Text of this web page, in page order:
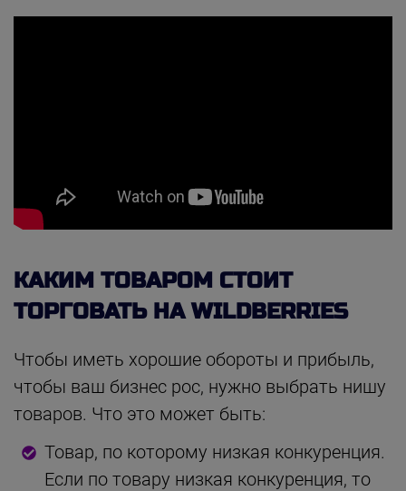
КАКИМ ТОВАРОМ СТОИТ
ТОРГОВАТЬ НА WILDBERRIES
Чтобы иметь хорошие обороты и прибыль,
чтобы ваш бизнес рос, нужно выбрать нишу
товаров. Что это может быть:
Товар, по которому низкая конкуренция.
Если по товару низкая конкуренция, то